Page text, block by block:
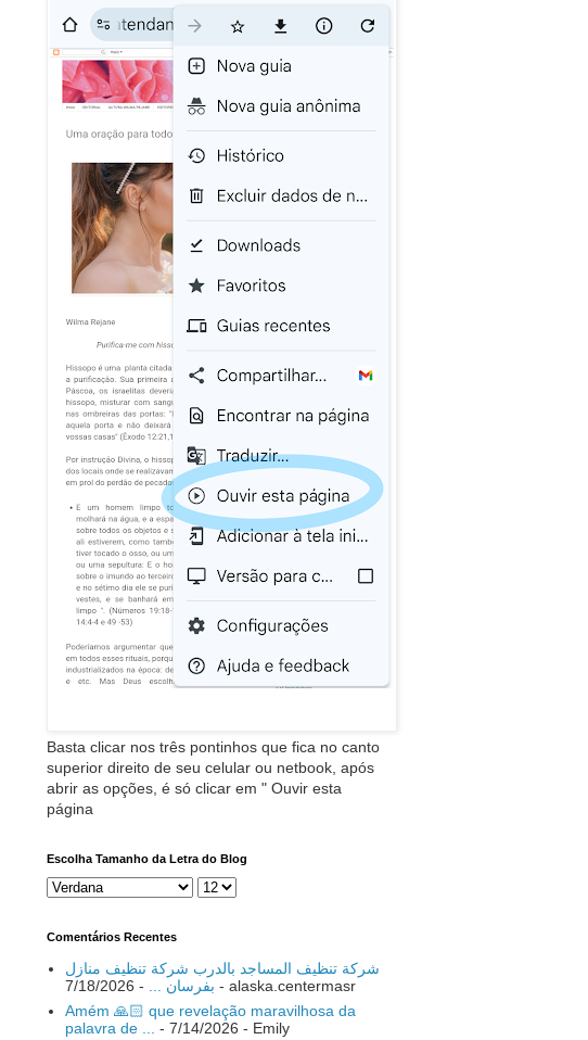
Basta clicar nos três pontinhos que fica no canto
superior direito de seu celular ou netbook, após
abrir as opções, é só clicar em " Ouvir esta
página
Escolha Tamanho da Letra do Blog
Comentários Recentes
شركة تنظيف المساجد بالدرب شركة تنظيف منازل
بفرسان ...
- 7/18/2026
- alaska.centermasr
Amém 🙏🏻 que revelação maravilhosa da
palavra de ...
- 7/14/2026 - Emily